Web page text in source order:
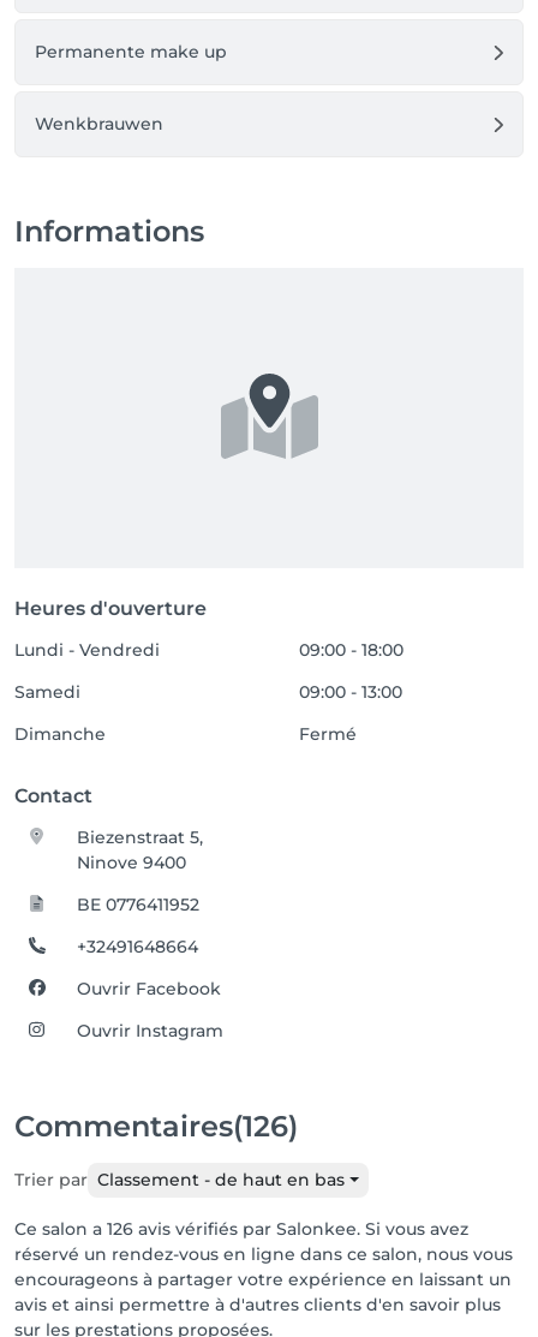
Permanente make up
Wenkbrauwen
Informations
Heures d'ouverture
Lundi - Vendredi
09:00 - 18:00
Samedi
09:00 - 13:00
Dimanche
Fermé
Contact
Biezenstraat 5,
Ninove 9400
BE 0776411952
+32491648664
Ouvrir Facebook
Ouvrir Instagram
Commentaires(126)
Trier par Classement - de haut en bas
Ce salon a 126 avis vérifiés par Salonkee. Si vous avez
réservé un rendez-vous en ligne dans ce salon, nous vous
encourageons à partager votre expérience en laissant un
avis et ainsi permettre à d'autres clients d'en savoir plus
sur les prestations proposées.